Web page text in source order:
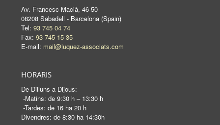
Av. Francesc Macià, 46-50
08208 Sabadell - Barcelona (Spain)
Tel: 93 745 04 74
Fax: 93 745 15 35
E-mail: mail@luquez-associats.com
HORARIS
De Dilluns a Dijous:
-Matins: de 9:30 h – 13:30 h
-Tardes: de 16 ha 20 h
Divendres: de 8:30 ha 14:30h